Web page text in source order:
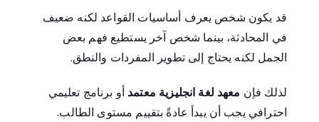
قد يكون شخص يعرف أساسيات القواعد لكنه ضعيف
في المحادثة، بينما شخص آخر يستطيع فهم بعض
الجمل لكنه يحتاج إلى تطوير المفردات والنطق.
لذلك فإن معهد لغة انجليزية معتمد أو برنامج تعليمي
احترافي يجب أن يبدأ عادةً بتقييم مستوى الطالب.